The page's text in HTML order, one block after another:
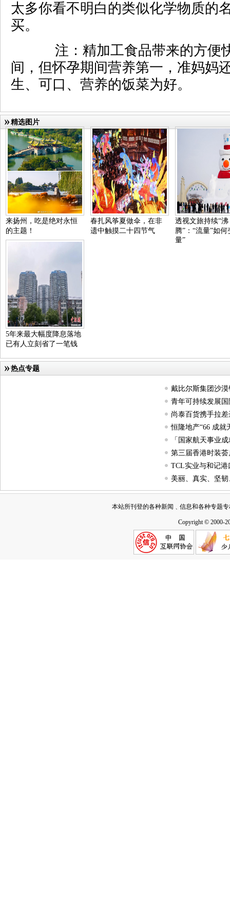
太多你看不明白的类似化学物质的
买。
注：精加工食品带来的方便
间，但怀孕期间营养第一，准妈妈
生、可口、营养的饭菜为好。
精选图片
来扬州，吃是绝对永恒
的主题！
春扎风筝夏做伞，在非
遗中触摸二十四节气
透视文旅持续“沸
腾”：“流量”如何
量”
5年来最大幅度降息落地
已有人立刻省了一笔钱
热点专题
戴比尔斯集团沙
青年可持续发展
尚泰百货携手拉
恒隆地产“66 成就
「国家航天事业
第三届香港时装
TCL实业与和记
美丽、真实、坚
本站所刊登的各种新闻﹑信息和各种专题
Copyright © 2000-